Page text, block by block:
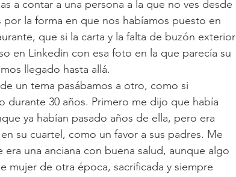
a contar a una persona a la que no ves desde
por la forma en que nos habíamos puesto en
que si la carta y la falta de buzón exterior
en Linkedin con esa foto en la que parecía su
llegado hasta allá.
un tema pasábamos a otro, como si
30 años. Primero me dijo que había
ya habían pasado años de ella, pero era
su cuartel, como un favor a sus padres. Me
una anciana con buena salud, aunque algo
de otra época, sacrificada y siempre